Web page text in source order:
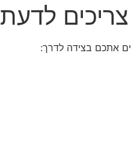
לדעת
אתכם בצידה לדרך: